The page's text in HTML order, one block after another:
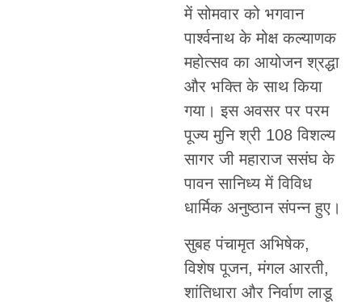
में सोमवार को भगवान
पार्श्वनाथ के मोक्ष कल्याणक
महोत्सव का आयोजन श्रद्धा
और भक्ति के साथ किया
गया। इस अवसर पर परम
पूज्य मुनि श्री 108 विशल्य
सागर जी महाराज ससंघ के
पावन सानिध्य में विविध
धार्मिक अनुष्ठान संपन्न हुए।
सुबह पंचामृत अभिषेक,
विशेष पूजन, मंगल आरती,
शांतिधारा और निर्वाण लाडू